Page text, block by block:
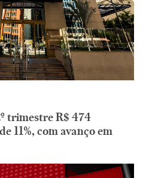
trimestre R$ 474
11%, com avanço em